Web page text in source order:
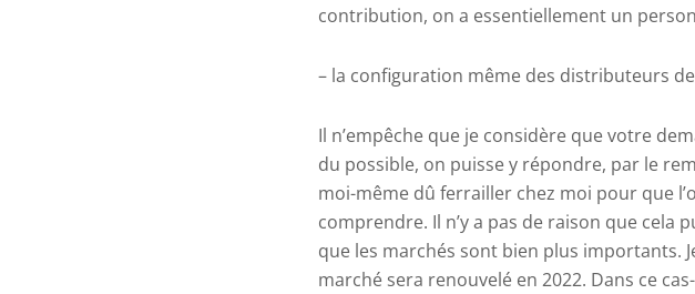
contribution, on a essentiellement un
– la configuration même des distributeurs
Il n’empêche que je considère que votre
du possible, on puisse y répondre, par le
moi-même dû ferrailler chez moi pour que
comprendre. Il n’y a pas de raison que cela
que les marchés sont bien plus importants.
marché sera renouvelé en 2022. Dans ce